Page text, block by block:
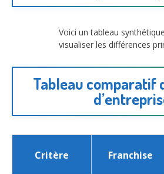
Voici un tableau
visualiser les différences
Tableau comparatif
Critère Franchise